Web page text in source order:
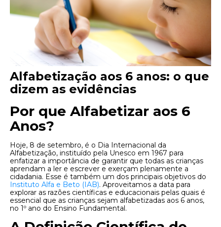
Alfabetização aos 6 anos: o que
dizem as evidências
Por que Alfabetizar aos 6
Anos?
Hoje, 8 de setembro, é o Dia Internacional da
Alfabetização, instituído pela Unesco em 1967 para
enfatizar a importância de garantir que todas as crianças
aprendam a ler e escrever e exerçam plenamente a
cidadania. Esse é também um dos principais objetivos do
Instituto Alfa e Beto (IAB). Aproveitamos a data para
explorar as razões científicas e educacionais pelas quais é
essencial que as crianças sejam alfabetizadas aos 6 anos,
no 1º ano do Ensino Fundamental.